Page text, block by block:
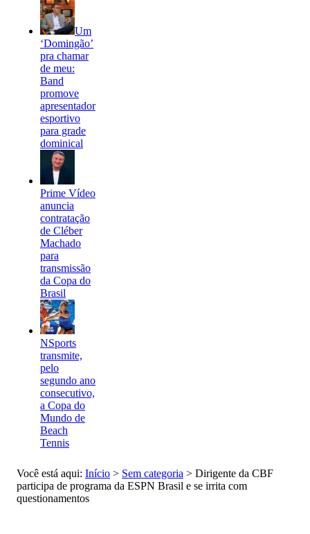
Um
‘Domingão’
pra chamar
de meu:
Band
promove
apresentador
esportivo
para grade
dominical
Prime Vídeo
anuncia
contratação
de Cléber
Machado
para
transmissão
da Copa do
Brasil
NSports
transmite,
pelo
segundo ano
consecutivo,
a Copa do
Mundo de
Beach
Tennis
Você está aqui: Início > Sem categoria > Dirigente da CBF
participa de programa da ESPN Brasil e se irrita com
questionamentos